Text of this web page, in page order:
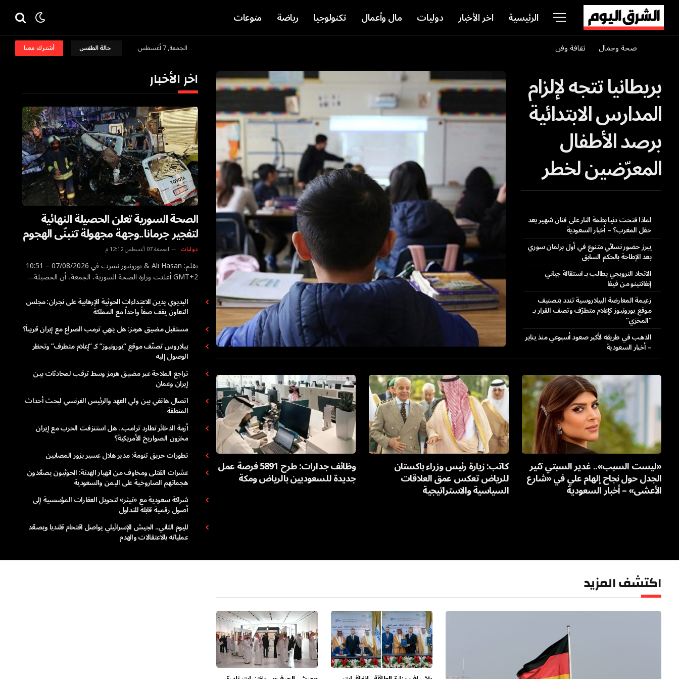
الرئيسية اخر الأخبار دوليات مال وأعمال تكنولوجيا رياضة منوعات
صحة وجمال ثقافة وفن الجمعة, 7 أغسطس حالة الطقس أشترك معنا
بريطانيا تتجه لإلزام
المدارس الابتدائية
برصد الأطفال
المعرّضين لخطر
البطالة مستقبلاً
لماذا فتحت دنيا بطمة النار على فنان شهير بعد
حفل المغرب؟ – أخبار السعودية
يبرز حضور نسائي متنوع في أول برلمان سوري
بعد الإطاحة بالحكم السابق
الاتحاد النرويجي يطالب بـ استقالة جياني
إنفانتينو من فيفا
زعيمة المعارضة البيلاروسية تندد بتصنيف
موقع يورونيوز كإعلام متطرّف وتصف القرار بـ
“المخزي”
الذهب في طريقه لأكبر صعود أسبوعي منذ يناير
– أخبار السعودية
«ليست السبب».. غدير السبتي تثير
الجدل حول نجاح إلهام علي في «شارع
الأعشى» – أخبار السعودية
كاتب: زيارة رئيس وزراء باكستان
للرياض تعكس عمق العلاقات
السياسية والاستراتيجية
وظائف جدارات: طرح 5891 فرصة عمل
جديدة للسعوديين بالرياض ومكة
اخر الأخبار
الصحة السورية تعلن الحصيلة النهائية
لتفجير جرمانا..وجهة مجهولة تتبنّى الهجوم
دوليات الجمعة 07 أغسطس 12:12 م
بقلم: Ali Hasan & يورونيوز نشرت في 07/08/2026 – 10:51
GMT+2 أعلنت وزارة الصحة السورية، الجمعة، أن الحصيلة…
البديوي يدين الاعتداءات الحوثية الإرهابية على نجران: مجلس
التعاون يقف صفاً واحداً مع المملكة
مستقبل مضيق هرمز: هل ينهي ترمب الصراع مع إيران قريباً؟
بيلاروس تصنّف موقع “يورونيوز” كـ “إعلام متطرف” وتحظر
الوصول إليه
تراجع الملاحة عبر مضيق هرمز وسط ترقب لمحادثات بين
إيران وعمان
اتصال هاتفي بين ولي العهد والرئيس الفرنسي لبحث أحداث
المنطقة
أزمة الذخائر تطارد ترامب.. هل استنزفت الحرب مع إيران
مخزون الصواريخ الأمريكية؟
تطورات حريق تنومة: مدير هلال عسير يزور المصابين
عشرات القتلى ومخاوف من انهيار الهدنة: الحوثيون يصعّدون
هجماتهم الصاروخية على اليمن والسعودية
شراكة سعودية مع «تيثر» لتحويل العقارات المؤسسية إلى
أصول رقمية قابلة للتداول
لليوم الثاني.. الجيش الإسرائيلي يواصل اقتحام قلنديا ويصعّد
عملياته بالاعتقالات والهدم
اكتشف المزيد